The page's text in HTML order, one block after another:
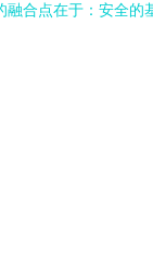
合点在于：安全的